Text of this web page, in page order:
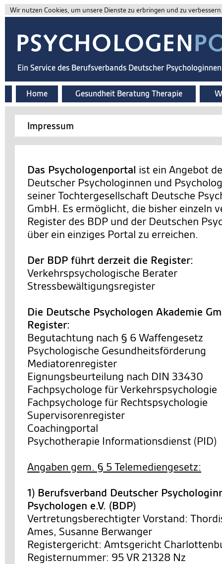
Wir nutzen Cookies, um unsere Dienste zu erbringen und zu
Ein Service des Berufsverbands Deutscher
Home Gesundheit Beratung Therapie
Impressum
Das Psychologenportal ist ein Angebot
Deutscher Psychologinnen und
seiner Tochtergesellschaft Deutsche
GmbH. Es ermöglicht, die bisher einzeln
Register des BDP und der Deutschen
über ein einziges Portal zu erreichen.
Der BDP führt derzeit die Register:
Verkehrspsychologische Berater
Stressbewältigungsregister
Die Deutsche Psychologen Akademie
Register:
Begutachtung nach § 6 Waffengesetz
Psychologische Gesundheitsförderung
Mediatorenregister
Eignungsbeurteilung nach DIN 33430
Fachpsychologe für Verkehrspsychologie
Fachpsychologe für Rechtspsychologie
Supervisorenregister
Coachingportal
Psychotherapie Informationsdienst (PID)
Angaben gem. § 5 Telemediengesetz:
1) Berufsverband Deutscher
Psychologen e.V. (BDP)
Vertretungsberechtigter Vorstand:
Ames, Susanne Berwanger
Registergericht: Amtsgericht
Registernummer: 95 VR 21328 Nz